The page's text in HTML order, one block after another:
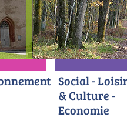
Social -
& Culture -
Economie